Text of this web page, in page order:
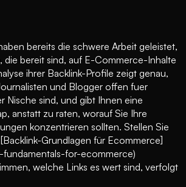
bereits die schwere Arbeit geleistet,
die bereit sind, auf E-Commerce-Inhalte
ihrer Backlink-Profile zeigt genau,
und Blogger offen fuer
Nische sind, und gibt Ihnen eine
anstatt zu raten, worauf Sie Ihre
konzentrieren sollten. Stellen Sie
Grundlagen für Ecommerce]
fundamentals-for-ecommerce)
welche Links es wert sind, verfolgt